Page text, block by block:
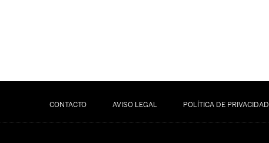
CONTACTO AVISO LEGAL POLÍTICA DE PRIVACIDAD